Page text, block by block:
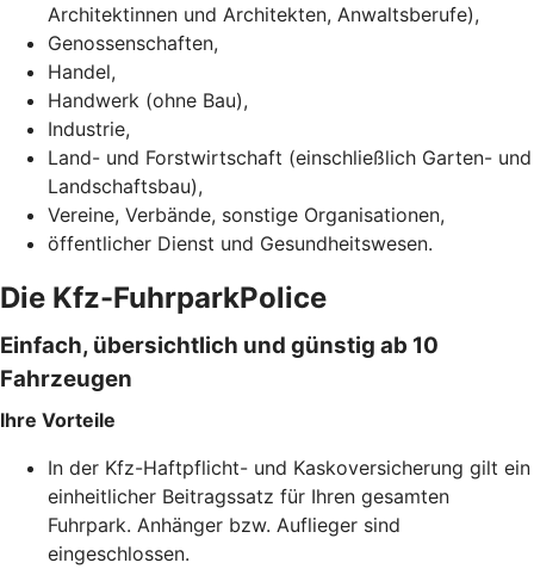
Architektinnen und Architekten, Anwaltsberufe),
Genossenschaften,
Handel,
Handwerk (ohne Bau),
Industrie,
Land- und Forstwirtschaft (einschließlich Garten- und
Landschaftsbau),
Vereine, Verbände, sonstige Organisationen,
öffentlicher Dienst und Gesundheitswesen.
Die Kfz-FuhrparkPolice
Einfach, übersichtlich und günstig ab 10
Fahrzeugen
Ihre Vorteile
In der Kfz-Haftpflicht- und Kaskoversicherung gilt ein
einheitlicher Beitragssatz für Ihren gesamten
Fuhrpark. Anhänger bzw. Auflieger sind
eingeschlossen.